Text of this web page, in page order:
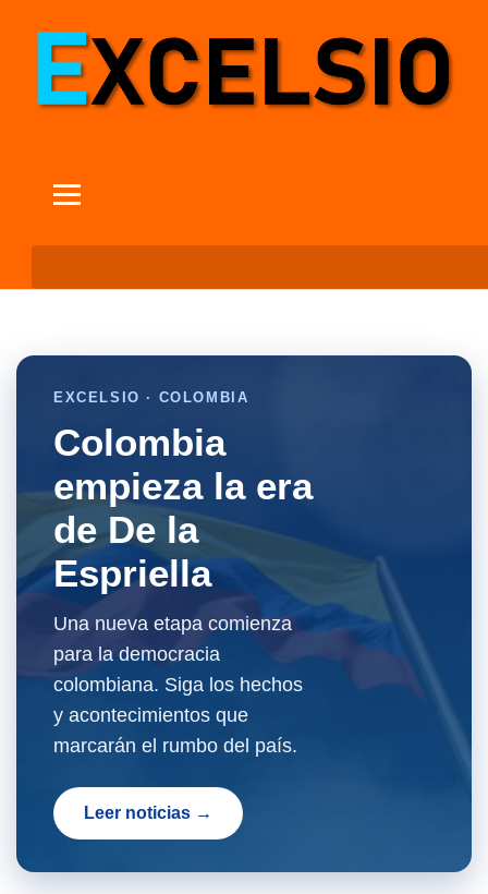
EXCELSIO · COLOMBIA
Colombia
empieza la era
de De la
Espriella
Una nueva etapa comienza
para la democracia
colombiana. Siga los hechos
y acontecimientos que
marcarán el rumbo del país.
Leer noticias →